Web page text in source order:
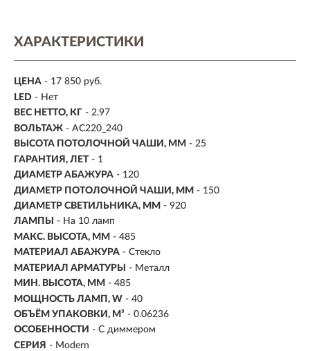
ХАРАКТЕРИСТИКИ
ЦЕНА - 17 850 руб.
LED - Нет
ВЕС НЕТТО, КГ - 2.97
ВОЛЬТАЖ - AC220_240
ВЫСОТА ПОТОЛОЧНОЙ ЧАШИ, ММ - 25
ГАРАНТИЯ, ЛЕТ - 1
ДИАМЕТР АБАЖУРА - 120
ДИАМЕТР ПОТОЛОЧНОЙ ЧАШИ, ММ - 150
ДИАМЕТР СВЕТИЛЬНИКА, ММ - 920
ЛАМПЫ
- На 10 ламп
МАКС. ВЫСОТА, ММ - 485
МАТЕРИАЛ АБАЖУРА - Стекло
МАТЕРИАЛ АРМАТУРЫ
- Металл
МИН. ВЫСОТА, ММ - 485
МОЩНОСТЬ ЛАМП, W - 40
ОБЪЁМ УПАКОВКИ, М³ - 0.06236
ОСОБЕННОСТИ - С диммером
СЕРИЯ - Modern